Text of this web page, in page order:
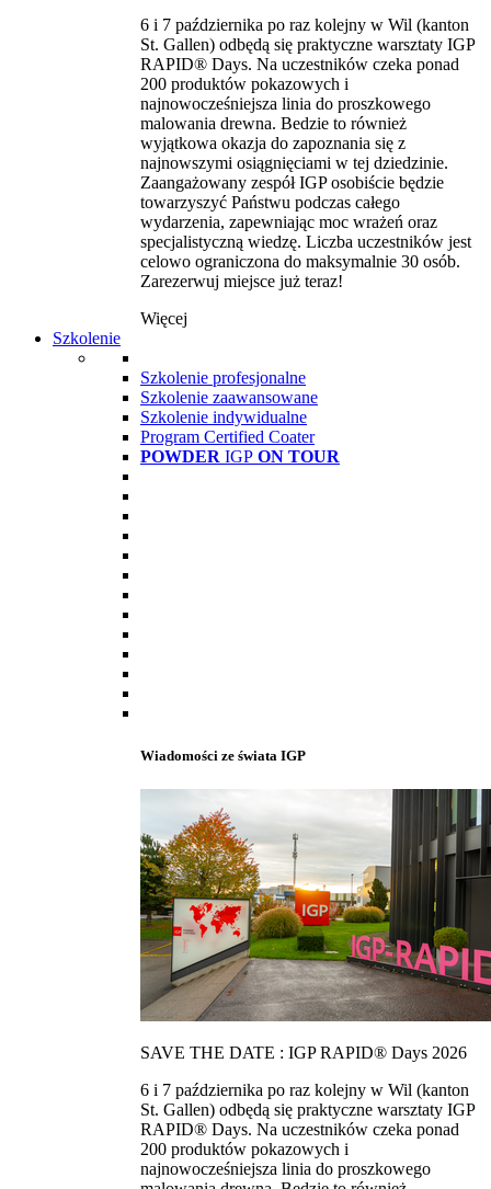
6 i 7 października po raz kolejny w Wil (kanton
St. Gallen) odbędą się praktyczne warsztaty IGP
RAPID® Days. Na uczestników czeka ponad
200 produktów pokazowych i
najnowocześniejsza linia do proszkowego
malowania drewna. Bedzie to również
wyjątkowa okazja do zapoznania się z
najnowszymi osiągnięciami w tej dziedzinie.
Zaangażowany zespół IGP osobiście będzie
towarzyszyć Państwu podczas całego
wydarzenia, zapewniając moc wrażeń oraz
specjalistyczną wiedzę. Liczba uczestników jest
celowo ograniczona do maksymalnie 30 osób.
Zarezerwuj miejsce już teraz!
Więcej
Szkolenie
Szkolenie profesjonalne
Szkolenie zaawansowane
Szkolenie indywidualne
Program Certified Coater
POWDER IGP ON TOUR
Wiadomości ze świata IGP
SAVE THE DATE : IGP RAPID® Days 2026
6 i 7 października po raz kolejny w Wil (kanton
St. Gallen) odbędą się praktyczne warsztaty IGP
RAPID® Days. Na uczestników czeka ponad
200 produktów pokazowych i
najnowocześniejsza linia do proszkowego